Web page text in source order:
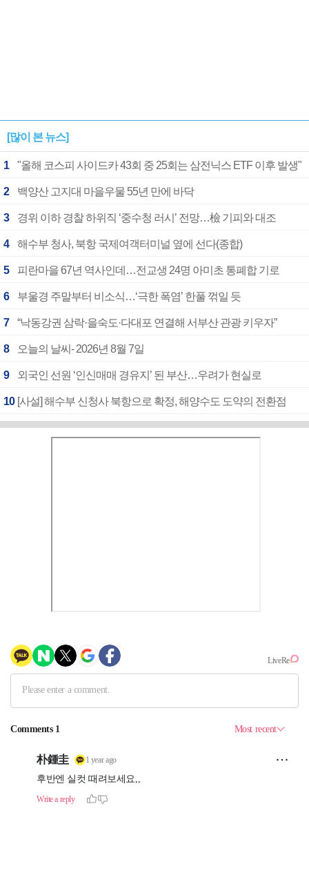
[많이 본 뉴스]
1 "올해 코스피 사이드카 43회 중 25회는 삼전닉스 ETF 이후 발생"
2 백양산 고지대 마을우물 55년 만에 바닥
3 경위 이하 경찰 하위직 ‘중수청 러시’ 전망…檢 기피와 대조
4 해수부 청사, 북항 국제여객터미널 옆에 선다(종합)
5 피란마을 67년 역사인데…전교생 24명 아미초 통폐합 기로
6 부울경 주말부터 비소식…‘극한 폭염’ 한풀 꺾일 듯
7 “낙동강권 삼락·을숙도·다대포 연결해 서부산 관광 키우자”
8 오늘의 날씨- 2026년 8월 7일
9 외국인 선원 ‘인신매매 경유지’ 된 부산…우려가 현실로
10 [사설] 해수부 신청사 북항으로 확정, 해양수도 도약의 전환점